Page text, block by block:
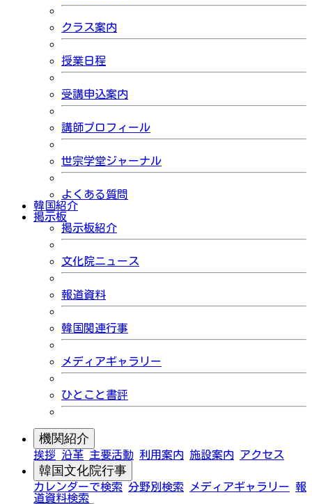
クラス案内
授業日程
受講申込案内
講師プロフィール
世宗学堂ジャーナル
よくある質問
韓国紹介
掲示板
掲示板紹介
文化院ニュース
報道資料
韓国関連行事
メディアギャラリー
ひとこと書評
機関紹介
挨拶 沿革 主要活動 利用案内 施設案内 アクセス
韓国文化院行事
カレンダーで検索 分野別検索 メディアギャラリー 報
道資料検索